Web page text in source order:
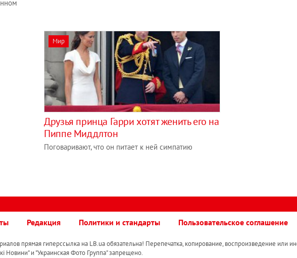
Мир
Друзья принца Гарри хотят женить его на
Пиппе Миддлтон
Поговаривают, что он питает к ней симпатию
Редакция Политики и стандарты Пользовательское соглашение
прямая гиперссылка на LB.ua обязательна! Перепечатка, копирование, воспроизведение или
Новини" и "Украинская Фото Группа" запрещено.